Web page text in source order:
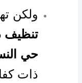
ولكن
تنظيف
حي
ذات